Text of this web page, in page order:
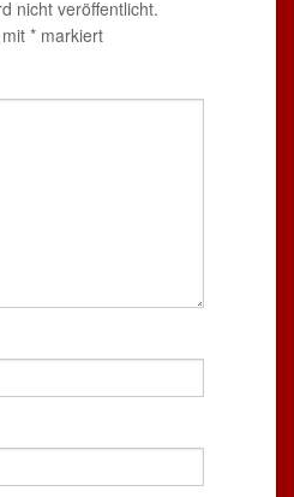
nicht veröffentlicht.
* markiert